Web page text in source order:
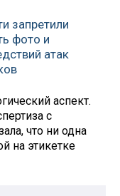
запретили
фото и
атак
аспект.
с
что ни одна
на этикетке